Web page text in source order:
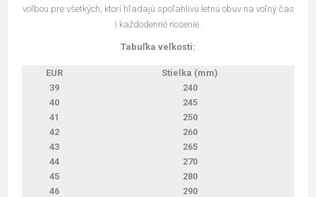
voľbou pre všetkých, ktorí hľadajú spoľahlivú letnú obuv na voľný čas
i každodenné nosenie.
Tabuľka veľkostí:
EUR
Stielka (mm)
39
240
40
245
41
250
42
260
43
265
44
270
45
280
46
290